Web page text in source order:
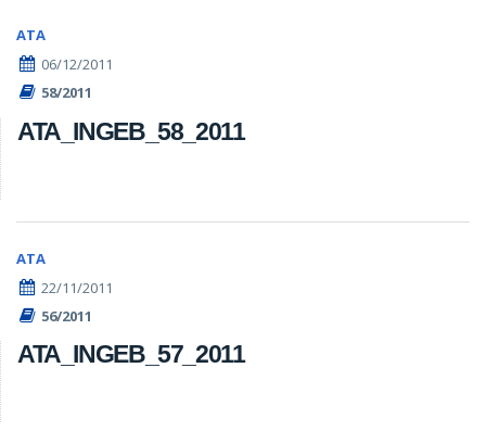
ATA
06/12/2011
58/2011
ATA_INGEB_58_2011
ATA
22/11/2011
56/2011
ATA_INGEB_57_2011